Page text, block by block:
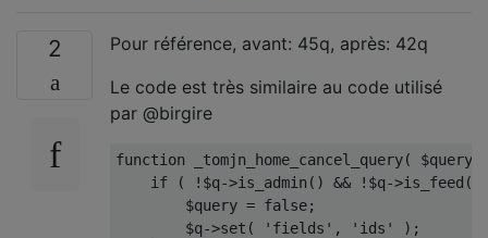
2
Pour référence, avant: 45q, après: 42q
Le code est très similaire au code utilisé
par @birgire
function _tomjn_home_cancel_query( $query
if
( ! $q->is_admin () && ! $q->is_feed ()
        $query
= false;
        $q
->set ( 'fields' , 'ids'
);